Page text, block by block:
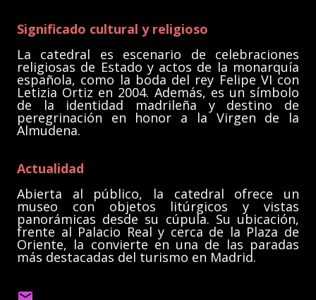
Significado cultural y religioso
La catedral es escenario de celebraciones
religiosas de Estado y actos de la monarquía
española, como la boda del rey Felipe VI con
Letizia Ortiz en 2004. Además, es un símbolo
de la identidad madrileña y destino de
peregrinación en honor a la Virgen de la
Almudena.
Actualidad
Abierta al público, la catedral ofrece un
museo con objetos litúrgicos y vistas
panorámicas desde su cúpula. Su ubicación,
frente al Palacio Real y cerca de la Plaza de
Oriente, la convierte en una de las paradas
más destacadas del turismo en Madrid.